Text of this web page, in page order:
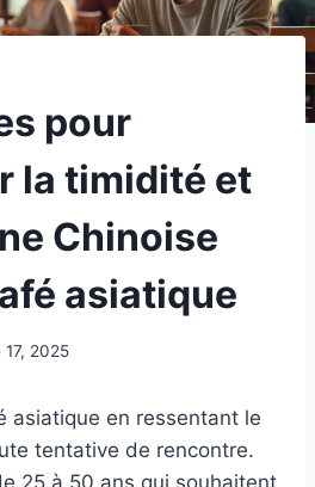
pour
la timidité et
Chinoise
asiatique
2025
asiatique en ressentant le
tentative de rencontre.